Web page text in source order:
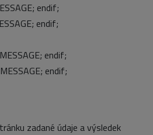
endif;
endif;
endif;
endif;
zadané údaje a výsledek